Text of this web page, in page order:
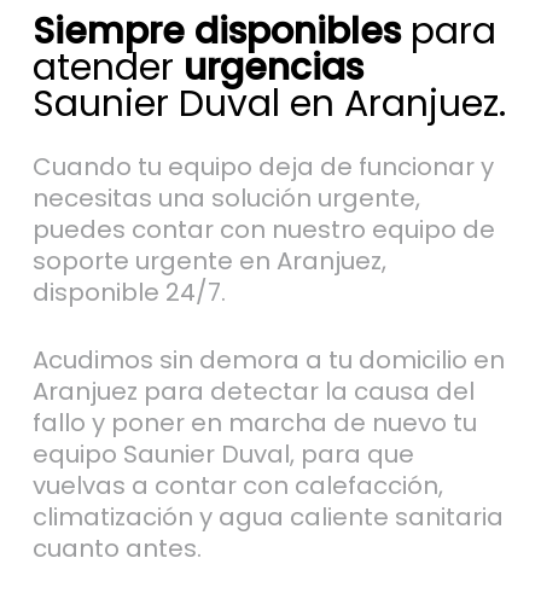
Siempre disponiblespara
atender urgencias
Saunier Duval en Aranjuez.
Cuando tu equipo deja de funcionar y
necesitas una solución urgente,
puedes contar con nuestro equipo de
soporte urgente en Aranjuez,
disponible 24/7.
Acudimos sin demora a tu domicilio en
Aranjuez para detectar la causa del
fallo y poner en marcha de nuevo tu
equipo Saunier Duval, para que
vuelvas a contar con calefacción,
climatización y agua caliente sanitaria
cuanto antes.